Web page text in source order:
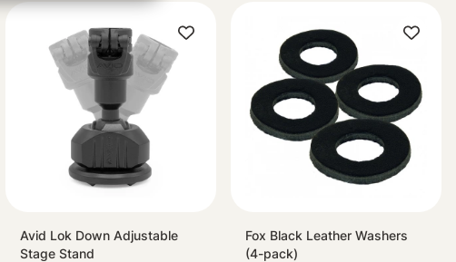
Avid Lok Down Adjustable
Stage Stand
Fox Black Leather Washers
(4-pack)